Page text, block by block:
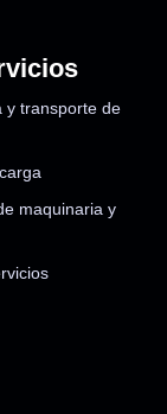
y transporte de
maquinaria y